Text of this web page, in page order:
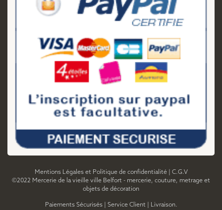
Mentions Légales et Politique de confidentialité| C.G.V
©2022 Mercerie de la vieille ville Belfort - mercerie, couture, metrage et
objets de décoration
Paiements Sécurisés| Service Client
Livraison.